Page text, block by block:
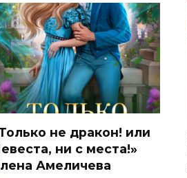
не дракон! или
ни с места!»
Амеличева